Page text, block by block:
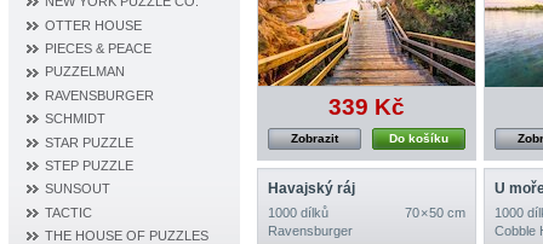
OTTER HOUSE
PIECES & PEACE
PUZZELMAN
RAVENSBURGER
SCHMIDT
STAR PUZZLE
STEP PUZZLE
SUNSOUT
TACTIC
THE HOUSE OF PUZZLES
339 Kč
Do košíku
Zobrazit
Havajský ráj
1000 dílků
70 × 50 cm
Ravensburger
U
1000
Cobble